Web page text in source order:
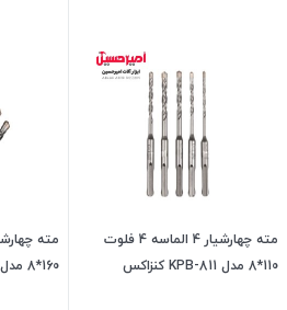
مته چهارشیار 4 الماسه 4 فلوت
110*8 مدل KPB-811 کنزاکس
160*8 مدل KPB-816 کنزاکس